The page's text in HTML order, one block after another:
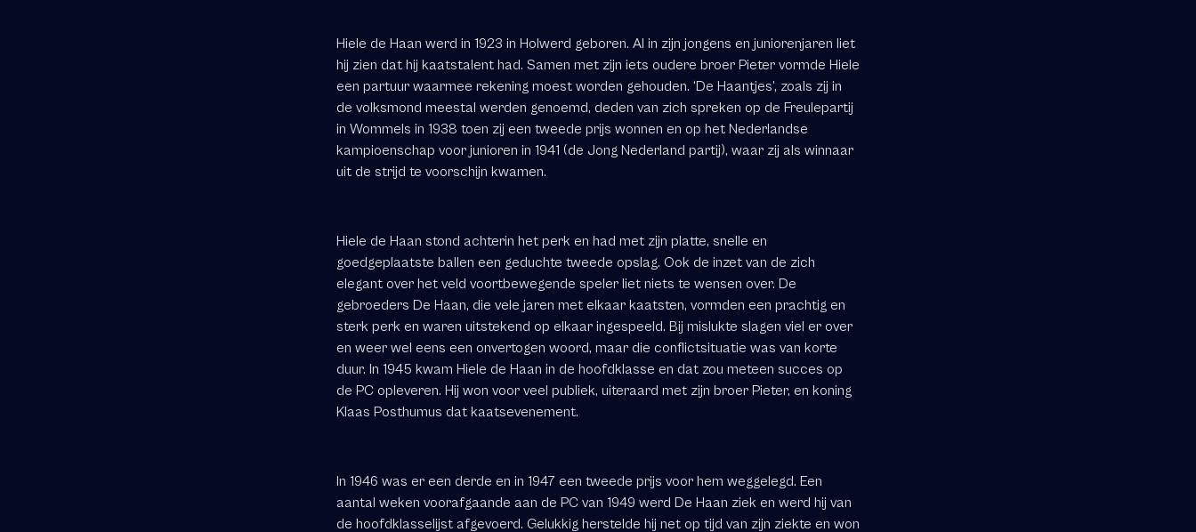
Hiele de Haan werd in 1923 in Holwerd geboren. Al in zijn jongens­ en juniorenjaren liet
hij zien dat hij kaatstalent had. Samen met zijn iets oudere broer Pieter vormde Hiele
een partuur waarmee rekening moest worden gehouden. ‘De Haantjes’, zoals zij in
de volksmond meestal werden genoemd, deden van zich spreken op de Freulepartij
in Wommels in 1938 toen zij een tweede prijs wonnen en op het Nederlandse
kampioenschap voor junioren in 1941 (de Jong Nederland partij), waar zij als winnaar
uit de strijd te voorschijn kwamen.
Hiele de Haan stond achterin het perk en had met zijn platte, snelle en
goedgeplaatste ballen een geduchte tweede opslag. Ook de inzet van de zich
elegant over het veld voortbewegende speler liet niets te wensen over. De
gebroeders De Haan, die vele jaren met elkaar kaatsten, vormden een prachtig en
sterk perk en waren uitstekend op elkaar ingespeeld. Bij mislukte slagen viel er over
en weer wel eens een onvertogen woord, maar die conflictsituatie was van korte
duur. In 1945 kwam Hiele de Haan in de hoofdklasse en dat zou meteen succes op
de PC opleveren. Hij won voor veel publiek, uiteraard met zijn broer Pieter, en koning
Klaas Posthumus dat kaatsevenement.
In 1946 was er een derde en in 1947 een tweede prijs voor hem weggelegd. Een
aantal weken voorafgaande aan de PC van 1949 werd De Haan ziek en werd hij van
de hoofdklasselijst afgevoerd. Gelukkig herstelde hij net op tijd van zijn ziekte en won